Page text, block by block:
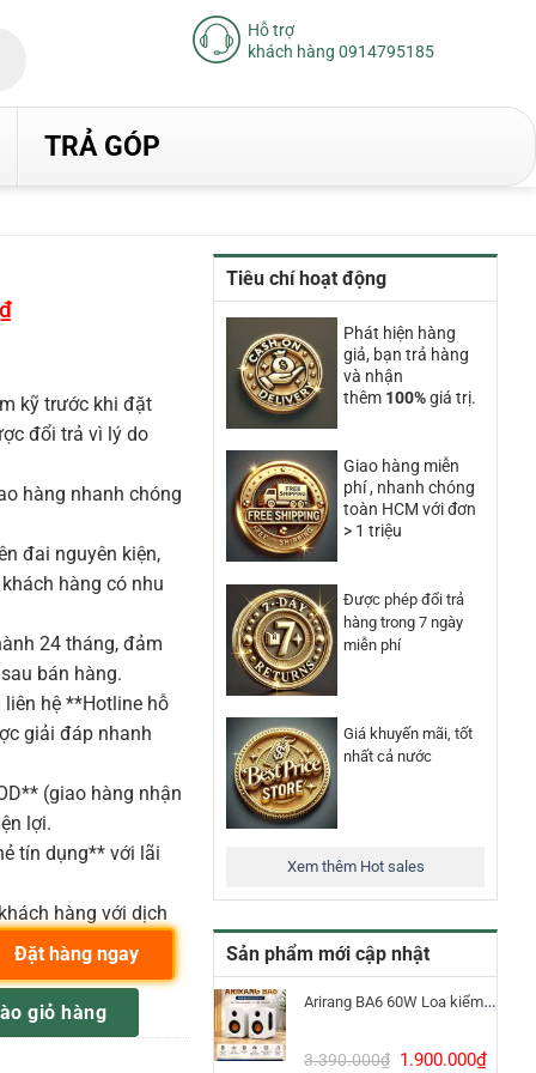
Hỗ trợ
khách hàng 0914795185
TRẢ GÓP
Tiêu chí hoạt động
Phát hiện hàng
giả, bạn trả hàng
và nhận
thêm 100%giá trị.
Giao hàng miễn
phí , nhanh chóng
toàn HCM với đơn
> 1 triệu
Được phép đổi trả
hàng trong 7 ngày
miễn phí
Giá khuyến mãi, tốt
nhất cả nước
Xem thêm Hot sales
Sản phẩm mới cập nhật
Arirang BA6 60W Loa kiểm âm Bluetooth 5.3
3.390.000₫ Giá
1.900.000₫Giá
₫Giá
kỹ trước khi đặt
đổi trả vì lý do
hàng nhanh chóng
đai nguyên kiện,
hàng có nhu
24 tháng, đảm
bán hàng.
hệ **Hotline hỗ
giải đáp nhanh
(giao hàng nhận
lợi.
tín dụng** với lãi
hàng với dịch
giỏ hàng
Đặt hàng ngay